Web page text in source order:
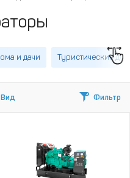
и дачи Туристические
Вид Фильтр